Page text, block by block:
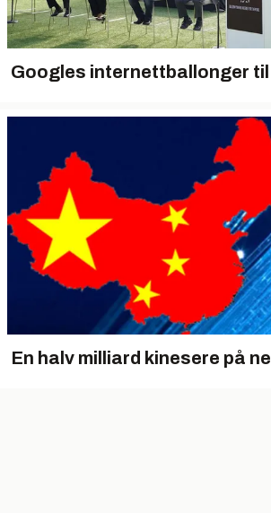
Googles internettballonger
En halv milliard kinesere på